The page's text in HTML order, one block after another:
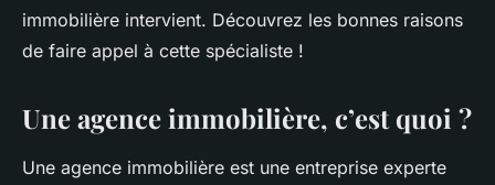
immobilière intervient. Découvrez les bonnes raisons
de faire appel à cette spécialiste !
Une agence immobilière, c’est quoi ?
Une agence immobilière est une entreprise experte